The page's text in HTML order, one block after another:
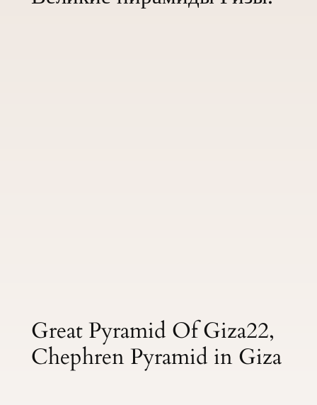
Great Pyramid Of Giza22,
Chephren Pyramid in Giza